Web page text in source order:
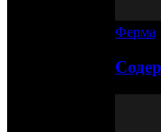
Ферма